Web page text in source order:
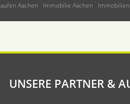
Aachen Immobilie Aachen
UNSERE PARTNER &